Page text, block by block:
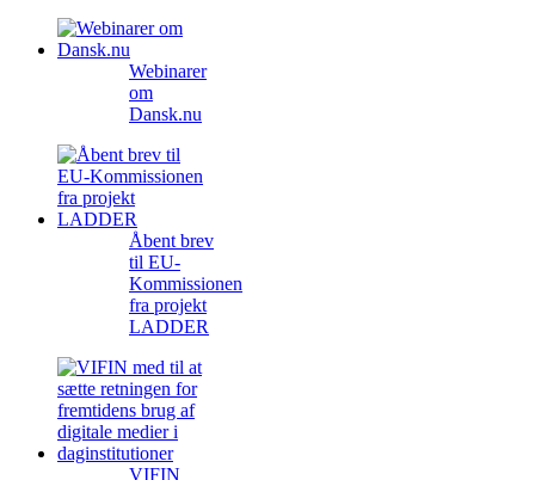
Webinarer
om
Dansk.nu
Åbent brev
til EU-
Kommissionen
fra projekt
LADDER
VIFIN